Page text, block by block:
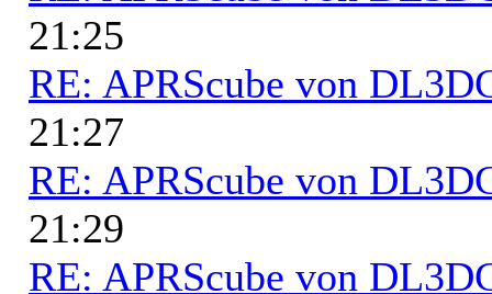
21:25
RE: APRScube von
21:27
RE: APRScube von
21:29
RE: APRScube von